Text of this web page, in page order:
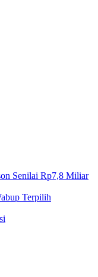
Senilai Rp7,8 Miliar
Terpilih